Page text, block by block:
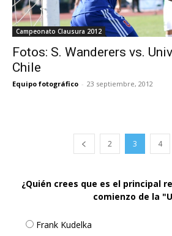
Campeonato Clausura 2012
Fotos: S. Wanderers vs.
Chile
Equipo fotográfico - 23 septiembre, 2012
2 3 4
¿Quién crees que es el principal
comienzo de la
Frank Kudelka